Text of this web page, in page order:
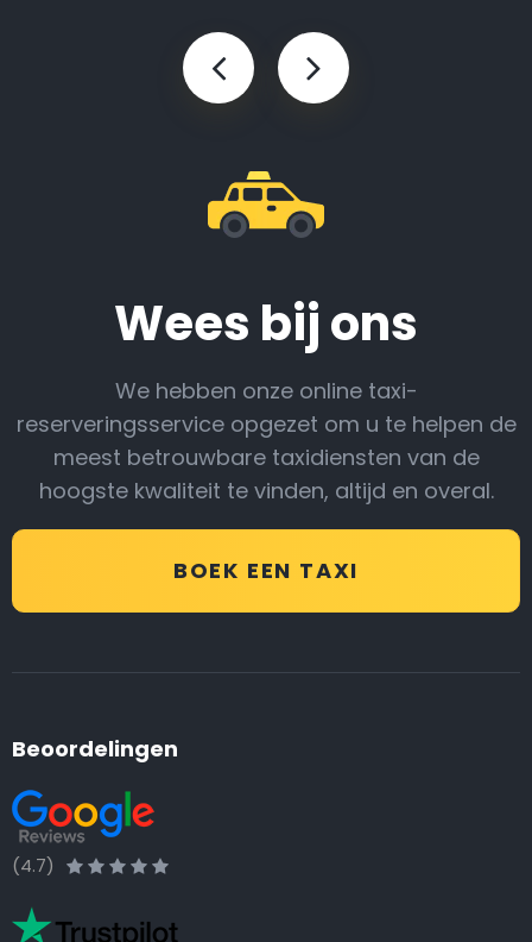
Wees bij ons
We hebben onze online taxi-
reserveringsservice opgezet om u te helpen de
meest betrouwbare taxidiensten van de
hoogste kwaliteit te vinden, altijd en overal.
BOEK EEN TAXI
Beoordelingen
(4.7)